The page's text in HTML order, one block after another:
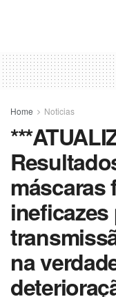
Home Noticias
máscaras
na